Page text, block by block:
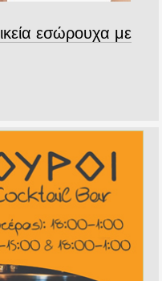
εσώρουχα με